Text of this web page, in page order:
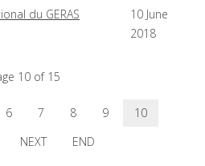
du GERAS
10 June
2018
10 of 15
6 7 8 9
10
NEXT END